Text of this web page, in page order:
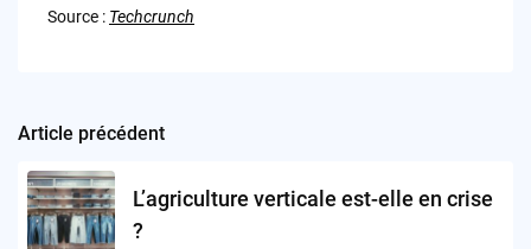
Source : Techcrunch
Post
navigation
Article précédent
L’agriculture verticale est-elle en crise
?